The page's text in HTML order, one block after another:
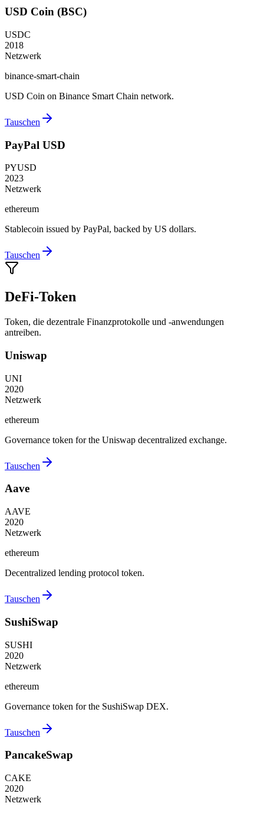
USD Coin (BSC)
USDC
2018
Netzwerk
binance-smart-chain
USD Coin on Binance Smart Chain network.
Tauschen
PayPal USD
PYUSD
2023
Netzwerk
ethereum
Stablecoin issued by PayPal, backed by US dollars.
Tauschen
DeFi-Token
Token, die dezentrale Finanzprotokolle und -anwendungen
antreiben.
Uniswap
UNI
2020
Netzwerk
ethereum
Governance token for the Uniswap decentralized exchange.
Tauschen
Aave
AAVE
2020
Netzwerk
ethereum
Decentralized lending protocol token.
Tauschen
SushiSwap
SUSHI
2020
Netzwerk
ethereum
Governance token for the SushiSwap DEX.
Tauschen
PancakeSwap
CAKE
2020
Netzwerk